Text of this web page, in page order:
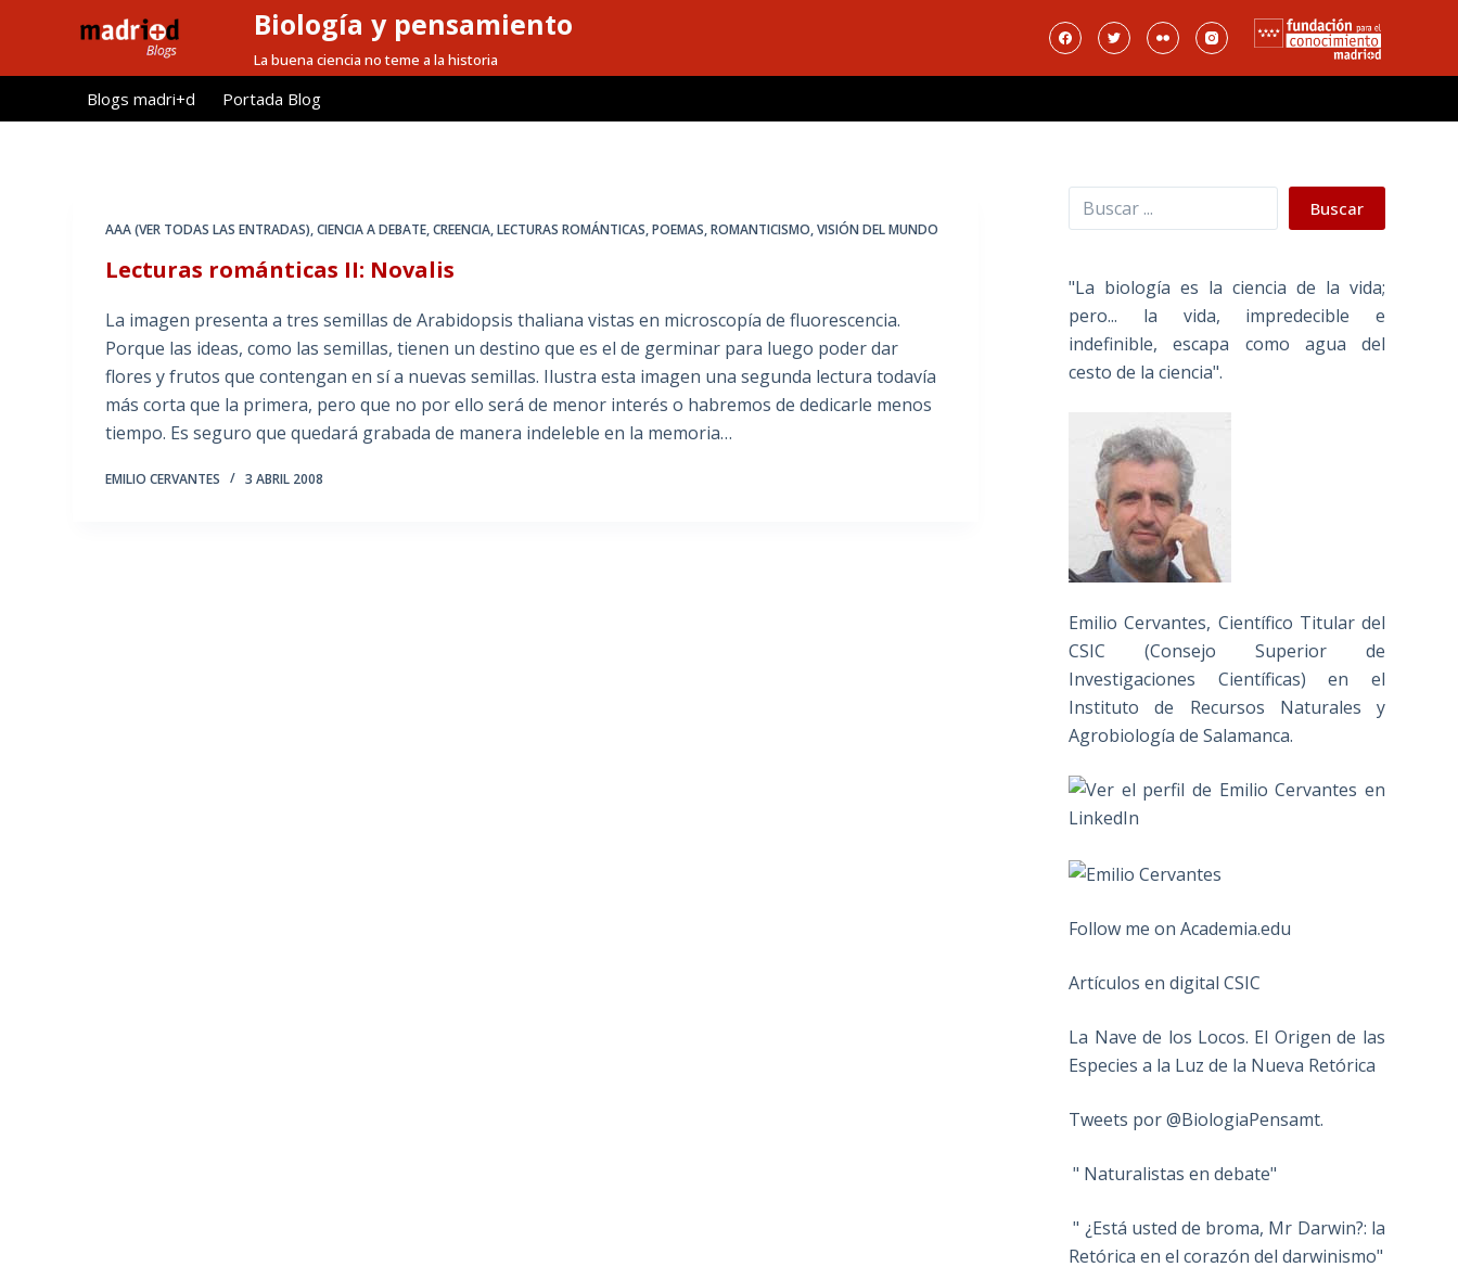
l
Biología y pensamiento
La buena ciencia no teme a la historia
Blogs madri+d Portada Blog
AAA (VER TODAS LAS ENTRADAS),CIENCIA A DEBATE,CREENCIA,LECTURAS ROMÁNTICAS,POEMAS,ROMANTICISMO,VISIÓN DEL MUNDO
Lecturas románticas II: Novalis
La imagen presenta a tres semillas de Arabidopsis thaliana vistas en microscopía de fluorescencia.
Porque las ideas, como las semillas, tienen un destino que es el de germinar para luego poder dar
flores y frutos que contengan en sí a nuevas semillas. Ilustra esta imagen una segunda lectura todavía
más corta que la primera, pero que no por ello será de menor interés o habremos de dedicarle menos
tiempo. Es seguro que quedará grabada de manera indeleble en la memoria…
EMILIO CERVANTES 3 ABRIL 2008
Buscar Buscar
"La biología es la ciencia de la vida;
pero... la vida, impredecible e
indefinible, escapa como agua del
cesto de la ciencia".
Emilio Cervantes, Científico Titular del
CSIC (Consejo Superior de
Investigaciones Científicas) en el
Instituto de Recursos Naturales y
Agrobiología de Salamanca.
Follow me on Academia.edu
Artículos en digital CSIC
La Nave de los Locos. El Origen de las
Especies a la Luz de la Nueva Retórica
Tweets por @BiologiaPensamt.
" Naturalistas en debate"
" ¿Está usted de broma, Mr Darwin?: la
Retórica en el corazón del darwinismo"